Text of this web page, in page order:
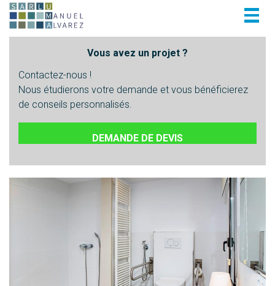
Vous avez un projet ?
Contactez-nous !
Nous étudierons votre demande et vous bénéficierez
de conseils personnalisés.
DEMANDE DE DEVIS